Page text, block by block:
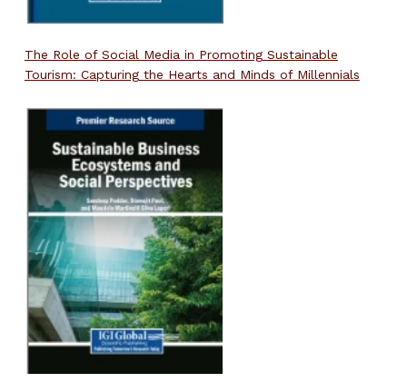
The Role of Social Media in Promoting Sustainable
Tourism: Capturing the Hearts and Minds of Millennials